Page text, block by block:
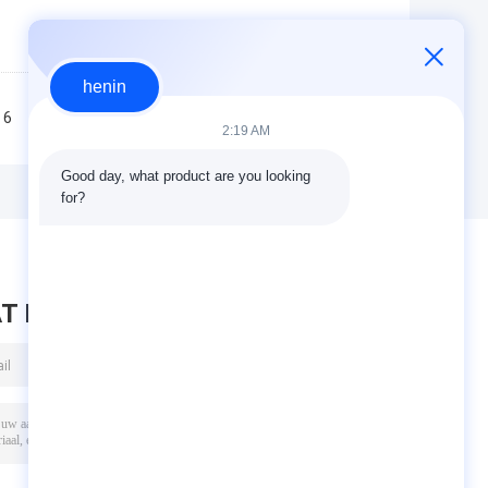
6 8 9 10
BERICHT ACHTER
henin
2:19 AM
Good day, what product are you looking
for?